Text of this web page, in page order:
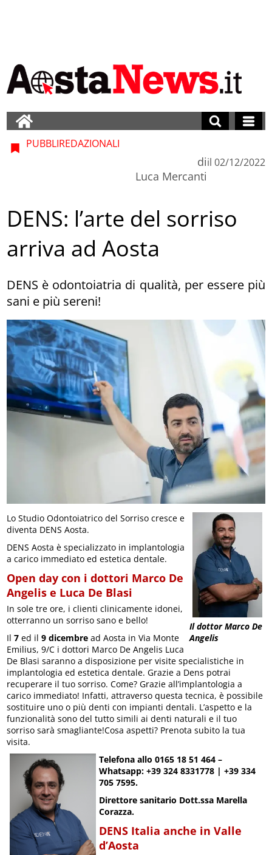
PUBBLIREDAZIONALI
di
Luca Mercanti
il 02/12/2022
DENS: l’arte del sorriso
arriva ad Aosta
DENS è odontoiatria di qualità, per essere più
sani e più sereni!
Il dottor Marco De
Angelis
Lo Studio Odontoiatrico del Sorriso cresce e
diventa DENS Aosta.
DENS Aosta è specializzato in implantologia
a carico immediato ed estetica dentale.
Open day con i dottori Marco De
Angelis e Luca De Blasi
In sole tre ore, i clienti clinicamente idonei,
otterranno un sorriso sano e bello!
Il7 ed il9 dicembre ad Aosta in Via Monte
Emilius, 9/C i dottori Marco De Angelis Luca
De Blasi saranno a disposizione per visite specialistiche in
implantologia ed estetica dentale. Grazie a Dens potrai
recuperare il tuo sorriso. Come? Grazie all’implantologia a
carico immediato! Infatti, attraverso questa tecnica, è possibile
sostituire uno o più denti con impianti dentali. L’aspetto e la
funzionalità sono del tutto simili ai denti naturali e il tuo
sorriso sarà smagliante!Cosa aspetti? Prenota subito la tua
visita.
Telefona allo 0165 18 51 464 –
Whatsapp: +39 324 8331778 | +39 334
705 7595.
Direttore sanitario Dott.ssa Marella
Corazza.
DENS Italia anche in Valle
d’Aosta